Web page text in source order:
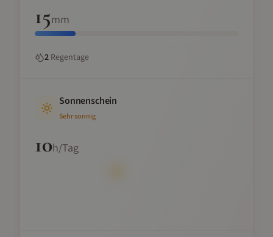
15mm
2 Regentage
Sonnenschein
Sehr sonnig
10h/Tag